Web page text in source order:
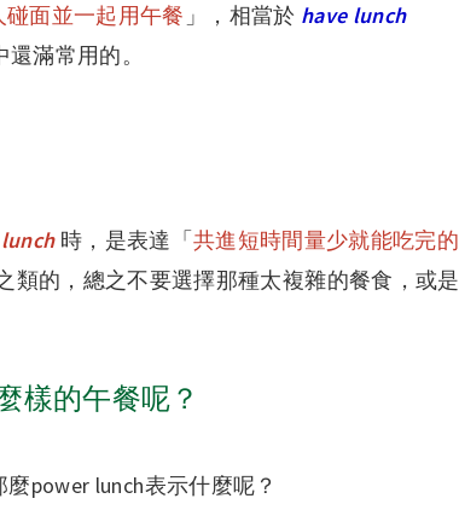
碰面並一起用午餐 」，相當於 have lunch
滿常用的。
時，是表達「共進短時間量少就能吃完的
類的，總之不要選擇那種太複雜的餐食，或是
樣的午餐呢？
power lunch表示什麼呢？